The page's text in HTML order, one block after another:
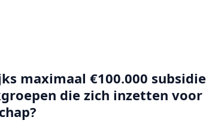
maximaal €100.000 subsidie
die zich inzetten voor